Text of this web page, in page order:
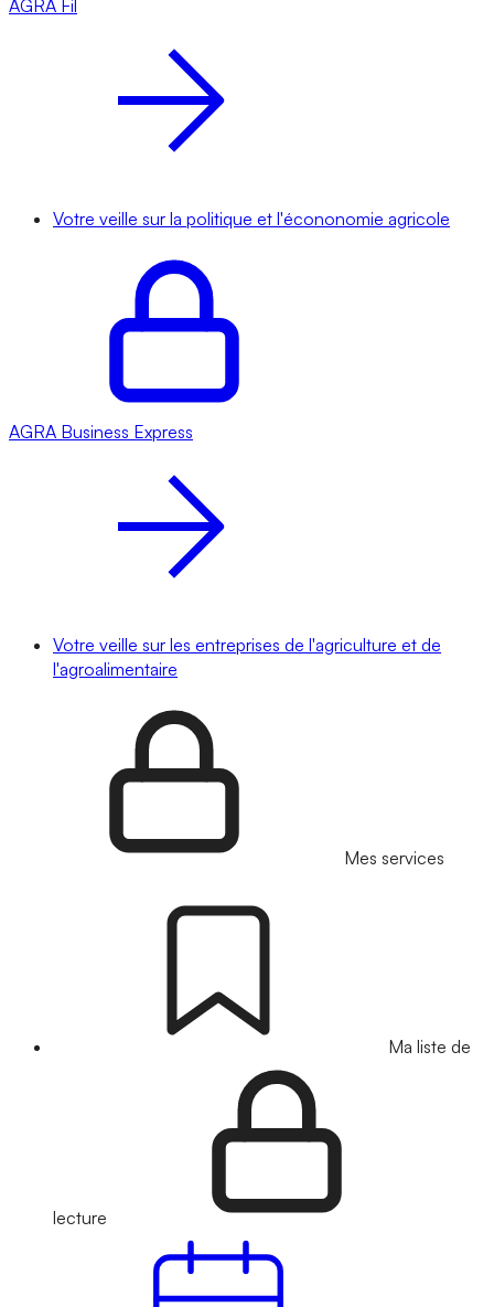
AGRA Fil
Votre veille sur la politique et l'écononomie agricole
AGRA Business Express
Votre veille sur les entreprises de l'agriculture et de
l'agroalimentaire
Mes services
Ma liste de
lecture